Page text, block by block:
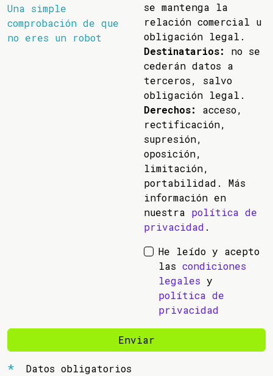
Una simple
comprobación de que
no eres un robot
se mantenga la
relación comercial u
obligación legal.
Destinatarios:
no se
cederán datos a
terceros, salvo
obligación legal.
Derechos:
acceso,
rectificación,
supresión,
oposición,
limitación,
portabilidad. Más
información en
nuestra política de
privacidad .
He leído y acepto
las condiciones
legales y
política de
privacidad
Enviar
Datos obligatorios